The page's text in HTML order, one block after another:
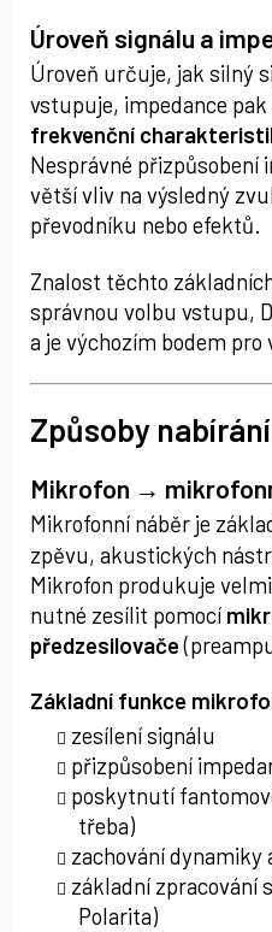
Úroveň signálu a
Úroveň určuje, jak silný
vstupuje, impedance
frekvenční
Nesprávné přizpůsobení
větší vliv na výsledný
převodníku nebo efektů.
Znalost těchto
správnou volbu vstupu,
a je výchozím bodem
Způsoby
Mikrofon →
Mikrofonní náběr je
zpěvu, akustických
Mikrofon produkuje
nutné zesílit pomocí
předzesilovače
Základní funkce
zesílení signálu
přizpůsobení
poskytnutí
třeba)
zachování dynamiky
základní zpracování
Polarita)